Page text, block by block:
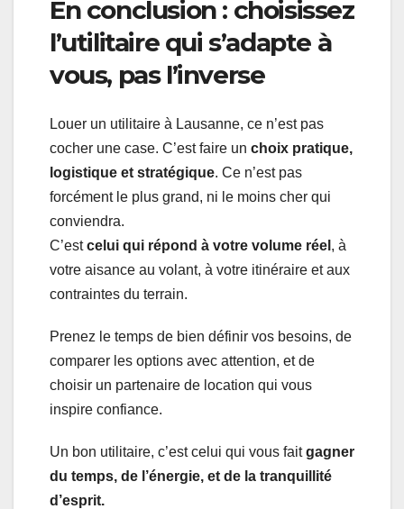
En conclusion : choisissez
l’utilitaire qui s’adapte à
vous, pas l’inverse
Louer un utilitaire à Lausanne, ce n’est pas
cocher une case. C’est faire un choix pratique,
logistique et stratégique. Ce n’est pas
forcément le plus grand, ni le moins cher qui
conviendra.
C’estcelui qui répond à votre volume réel , à
votre aisance au volant, à votre itinéraire et aux
contraintes du terrain.
Prenez le temps de bien définir vos besoins, de
comparer les options avec attention, et de
choisir un partenaire de location qui vous
inspire confiance.
Un bon utilitaire, c’est celui qui vous faitgagner
du temps, de l’énergie, et de la tranquillité
d’esprit.